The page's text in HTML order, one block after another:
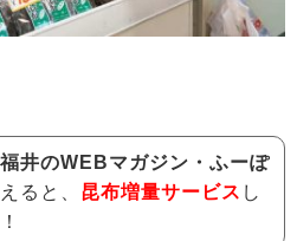
福井のWEBマガジン・ふーぽ
ると、 昆布増量サービス し